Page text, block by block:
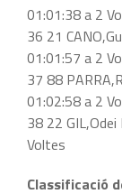
01:01:38 a 2
36 21
01:01:57 a 2
37 88
01:02:58 a 2
38 22 GIL,Odei
Voltes
Classificació